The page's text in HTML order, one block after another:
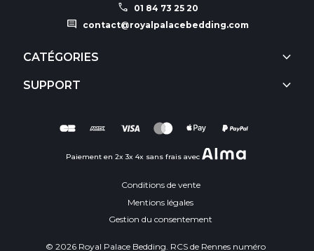
call 01 84 73 25 20
comment contact@royalpalacebedding.com
CATÉGORIES keyboard_arrow_down
SUPPORT keyboard_arrow_down
Paiement en 2x 3x 4x sans frais avec
© 2026 Royal Palace Bedding. RCS de Rennes numéro
Conditions de vente
Mentions légales
Gestion du consentement